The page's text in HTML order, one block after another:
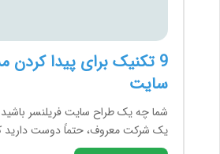
9 تکنیک برای پیدا
سایت
شما چه یک طراح سایت فریلنسر
یک شرکت معروف، حتماً دوست دارید